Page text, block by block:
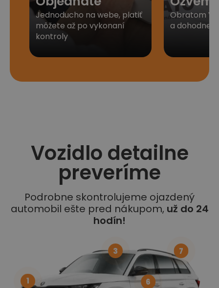
Jednoducho na webe, platiť
môžete až po vykonaní
kontroly
Obratom
a
Vozidlo detailne
preveríme
Podrobne skontrolujeme ojazdený
automobil ešte pred nákupom, už do 24
hodín!
1
3
6
7